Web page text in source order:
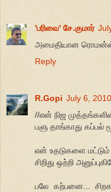
'பரிவை' சே.குமார்
அமைதியான
Reply
R.Gopi July 6,
//என் நிஜ
பளு தாங்காது கப்பல்
என் உதடுகளை மட்டும்
சிறிது ஒற்றி
பலே கற்பனை...